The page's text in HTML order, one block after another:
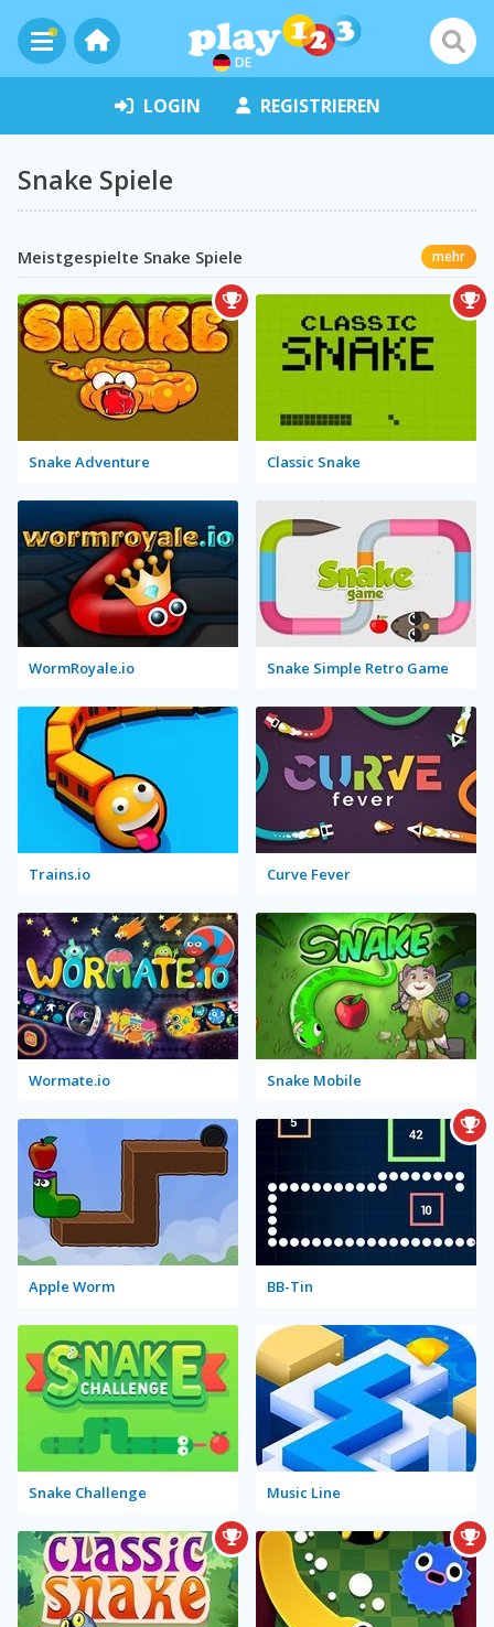
DE
LOGIN REGISTRIEREN
Snake Spiele
Meistgespielte Snake Spiele mehr
Snake Adventure Classic Snake
WormRoyale.io Snake Simple Retro Game
Trains.io Curve Fever
Wormate.io Snake Mobile
Apple Worm BB-Tin
Snake Challenge Music Line